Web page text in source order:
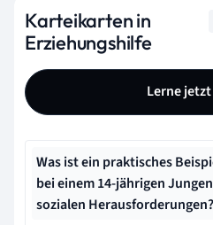
Karteikarten in
Erziehungshilfe
Lerne jetzt
Was ist ein praktisches
bei einem 14-jährigen
sozialen Herausforderungen?